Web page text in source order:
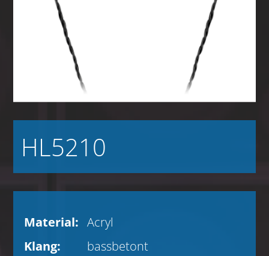
HL5210
Material: Acryl
Klang:
bassbetont